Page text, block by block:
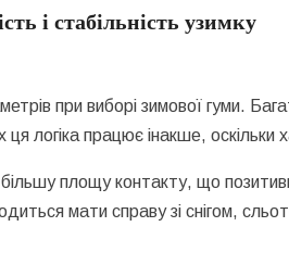
і стабільність узимку
при виборі зимової гуми.
логіка працює інакше,
площу контакту, що
мати справу зі снігом,